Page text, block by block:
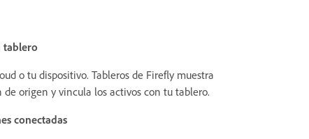
tablero
o tu dispositivo. Tableros de Firefly muestra
origen y vincula los activos con tu tablero.
conectadas